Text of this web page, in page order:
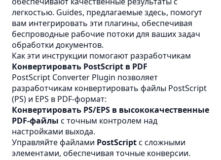
легкостью. Guides, предлагаемые здесь, помогут
вам интегрировать эти плагины, обеспечивая
беспроводные рабочие потоки для ваших задач
обработки документов.
Как эти инструкции помогают разработчикам
Конвертировать PostScript в PDF
PostScript Converter Plugin позволяет
разработчикам конвертировать файлы PostScript
(PS) и EPS в PDF-формат:
Конвертировать PS/EPS в высококачественные
PDF-файлы с точным контролем над
настройками выхода.
Управляйте файлами PostScriptс сложными
элементами, обеспечивая точные конверсии.